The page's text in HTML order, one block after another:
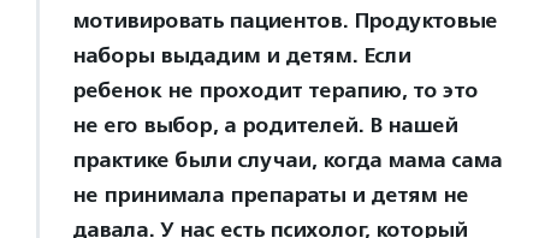
мотивировать пациентов. Продуктовые
наборы выдадим и детям. Если
ребенок не проходит терапию, то это
не его выбор, а родителей. В нашей
практике были случаи, когда мама сама
не принимала препараты и детям не
давала. У нас есть психолог, который